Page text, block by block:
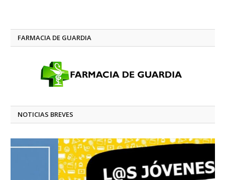
FARMACIA DE GUARDIA
NOTICIAS BREVES